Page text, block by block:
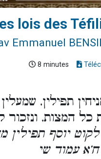
lois des
Emmanuel
8 minutes
תפילין, שמעלין
כל המצות, ונזכור
יוסף תפילין
עמוד שי